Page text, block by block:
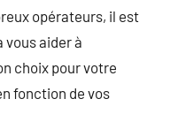
opérateurs, il est
vous aider à
choix pour votre
fonction de vos